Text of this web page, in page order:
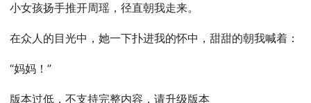
小女孩扬手推开周瑶，径直朝我走来。
在众人的目光中，她一下扑进我的怀中，甜甜的朝我喊着：
“妈妈！”
版本过低，不支持完整内容，请升级版本